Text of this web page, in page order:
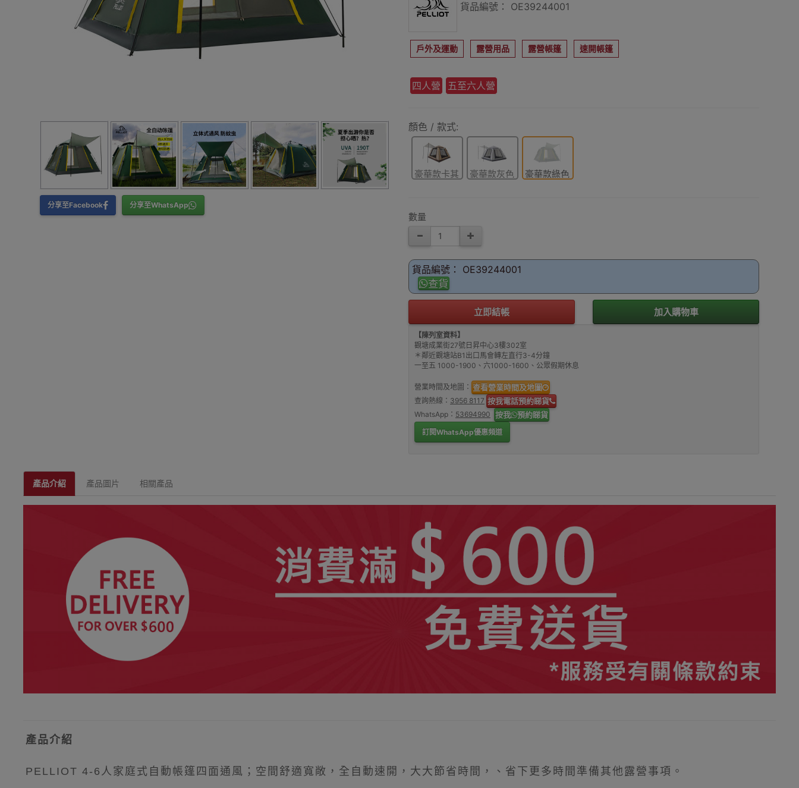
分享至Facebook 分享至WhatsApp
貨品編號： OE39244001
戶外及運動 露營用品 露營帳篷 速開帳篷
四人營 五至六人營
顏色 / 款式:
豪華款卡其 豪華款灰色 豪華款綠色
數量
貨品編號： OE39244001
查貨
立即結帳 加入購物車
【陳列室資料】
觀塘成業街27號日昇中心3樓302室
＊鄰近觀塘站B1出口馬會轉左直行3-4分鐘
一至五 1000-1900、六1000-1600、公眾假期休息
營業時間及地圖： 查看營業時間及地圖
查詢熱線： 3956 8117 按我電話預約睇貨
WhatsApp： 53694990 按我 預約睇貨
訂閱WhatsApp優惠頻道
產品介紹 產品圖片 相關產品
產品介紹
PELLIOT 4-6人家庭式自動帳篷四面通風；空間舒適寬敞，全自動速開，大大節省時間，、省下更多時間準備其他露營事項。